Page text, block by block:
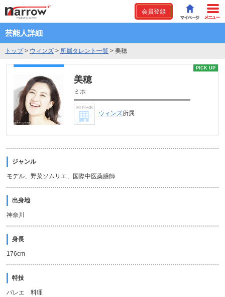
会員登録
芸能人詳細
トップ> ウィンズ > 所属タレント一覧 > 美穂
PICK UP
美穂
ミホ
ウィンズ所属
ジャンル
モデル、野菜ソムリエ、国際中医薬膳師
出身地
神奈川
身長
176cm
特技
バレエ 料理